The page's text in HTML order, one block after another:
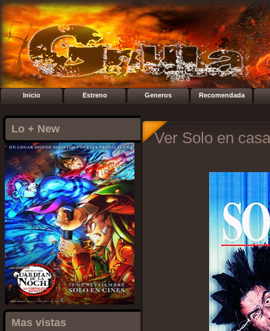
Inicio Estreno Generos Recomendada
Lo + New
Mas vistas
Ver Solo en